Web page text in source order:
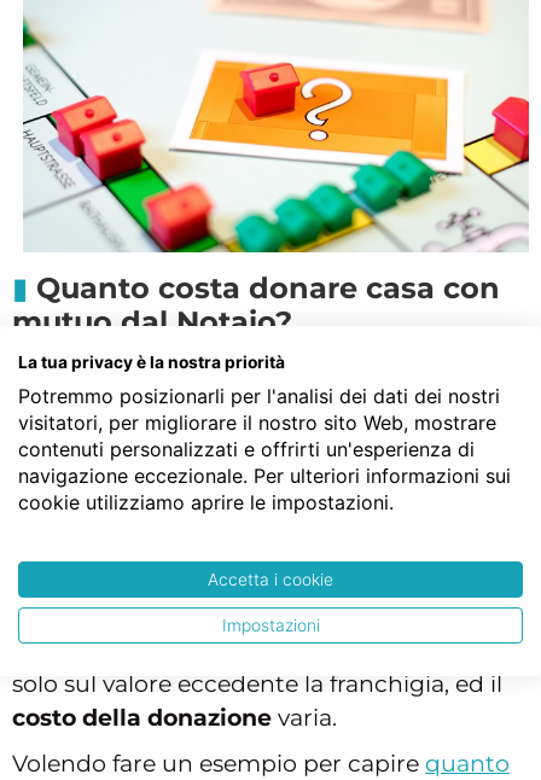
Quanto costa donare casa con
mutuo dal Notaio?
L’atto di donazione è soggetto
donazioneche deve tenere conto di
franchigie e aliquote come previste dalla
legge, e nel vaso di donazione della casa con
mutuo l’aliquota va applicata al valore della
È bene precisare che per alcune categorie di
soggetti, legate da uno stretto rapporto di
parentela con il donante, l’aliquota si applica
solo sul valore eccedente la franchigia, ed il
costo della donazione varia.
Volendo fare un esempio per capire quanto
La tua privacy è la nostra priorità
Potremmo posizionarli per l'analisi dei dati dei nostri
visitatori, per migliorare il nostro sito Web, mostrare
contenuti personalizzati e offrirti un'esperienza di
navigazione eccezionale. Per ulteriori informazioni sui
cookie utilizziamo aprire le impostazioni.
Accetta i cookie
Impostazioni